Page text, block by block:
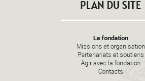
PLAN DU SITE
La fondation
Missions et organisation
Partenariats et soutiens
Agir avec la fondation
Contacts